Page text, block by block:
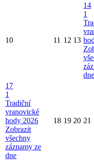
10 11 12 13
14
1
dne
17
1
Tradiční
vranovické
hody 2026
Zobrazit
všechny
záznamy ze
dne
18 19 20 21